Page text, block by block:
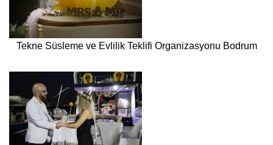
Tekne Süsleme ve Evlilik Teklifi Organizasyonu Bodrum